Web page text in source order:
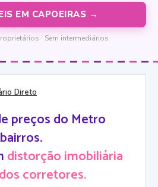
EM CAPOEIRAS →
· Sem intermediários
Direto
preços do Metro
distorção imobiliária
corretores.